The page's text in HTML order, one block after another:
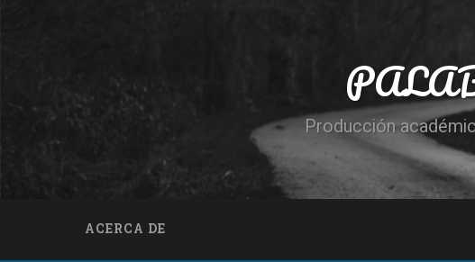
Producción
ACERCA DE